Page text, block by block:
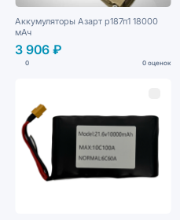
Аккумуляторы Азарт р187п1 18000
мАч
3 906 ₽
0 0 оценок